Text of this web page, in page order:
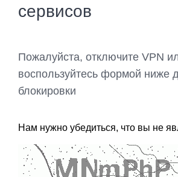
сервисов
Пожалуйста, отключите VPN
воспользуйтесь формой ниже
блокировки
Нам нужно убедиться, что вы не